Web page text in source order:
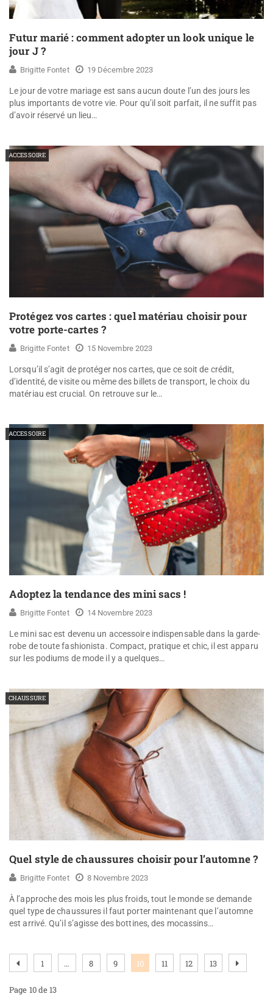
Futur marié : comment adopter un look unique le
jour J ?
Brigitte Fontet 19 Décembre 2023
Le jour de votre mariage est sans aucun doute l’un des jours les
plus importants de votre vie. Pour qu’il soit parfait, il ne suffit pas
d’avoir réservé un lieu…
ACCESSOIRE
Protégez vos cartes : quel matériau choisir pour
votre porte-cartes ?
Brigitte Fontet 15 Novembre 2023
Lorsqu’il s’agit de protéger nos cartes, que ce soit de crédit,
d’identité, de visite ou même des billets de transport, le choix du
matériau est crucial. On retrouve sur le…
ACCESSOIRE
Adoptez la tendance des mini sacs !
Brigitte Fontet 14 Novembre 2023
Le mini sac est devenu un accessoire indispensable dans la garde-
robe de toute fashionista. Compact, pratique et chic, il est apparu
sur les podiums de mode il y a quelques…
CHAUSSURE
Quel style de chaussures choisir pour l’automne ?
Brigitte Fontet 8 Novembre 2023
À l’approche des mois les plus froids, tout le monde se demande
quel type de chaussures il faut porter maintenant que l’automne
est arrivé. Qu’il s’agisse des bottines, des mocassins…
1 … 8 9 10 11 12 13
Page 10 de 13